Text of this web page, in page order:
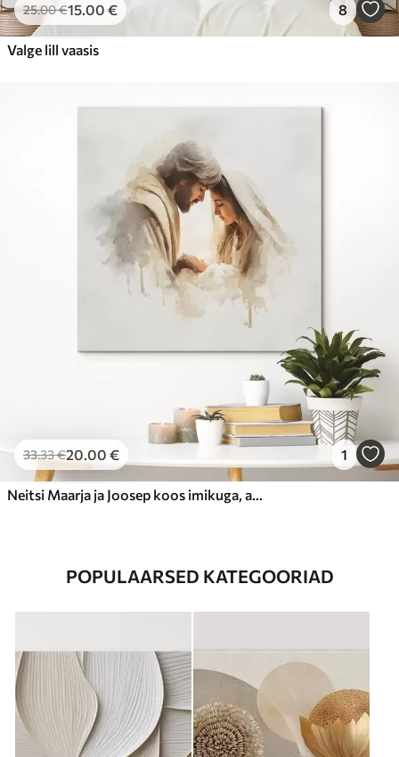
25.00€15.00 € 8
Valge lill vaasis
33.33€20.00 € 1
Neitsi Maarja ja Joosep koos imikuga, akvarellistiilis
POPULAARSED KATEGOORIAD